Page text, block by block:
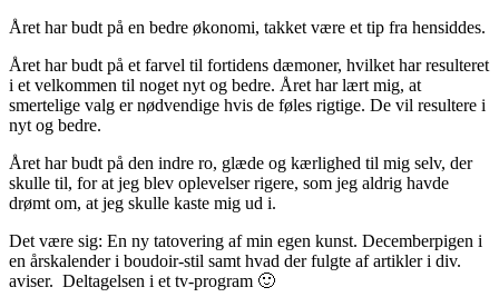
Året har budt på en bedre økonomi, takket være et tip fra hensiddes.
Året har budt på et farvel til fortidens dæmoner, hvilket har resulteret
i et velkommen til noget nyt og bedre. Året har lært mig, at
smertelige valg er nødvendige hvis de føles rigtige. De vil resultere i
nyt og bedre.
Året har budt på den indre ro, glæde og kærlighed til mig selv, der
skulle til, for at jeg blev oplevelser rigere, som jeg aldrig havde
drømt om, at jeg skulle kaste mig ud i.
Det være sig: En ny tatovering af min egen kunst. Decemberpigen i
en årskalender i boudoir-stil samt hvad der fulgte af artikler i div.
aviser. Deltagelsen i et tv-program 🙂